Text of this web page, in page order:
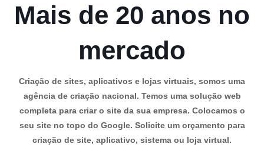
Mais de 20 anos no
mercado
Criação de sites, aplicativos e lojas virtuais, somos uma
agência de criação nacional. Temos uma solução web
completa para criar o site da sua empresa. Colocamos o
seu site no topo do Google. Solicite um orçamento para
criação de site, aplicativo, sistema ou loja virtual.